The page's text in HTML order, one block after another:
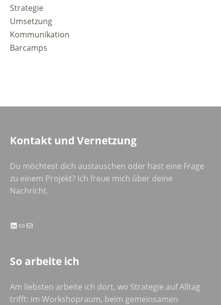
Strategie
Umsetzung
Kommunikation
Barcamps
Kontakt und Vernetzung
Du möchtest dich austauschen oder hast eine Frage
zu einem Projekt? Ich freue mich über deine
Nachricht.
LinkedIn
LinkE-Mail
So arbeite ich
Am liebsten arbeite ich dort, wo Strategie auf Alltag
trifft: im Workshopraum, beim gemeinsamen